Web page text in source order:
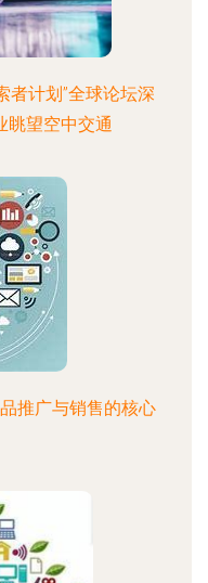
者计划”全球论坛深
眺望空中交通
推广与销售的核心